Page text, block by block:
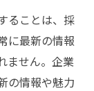
ることは、採
に最新の情報
ません。企業
の情報や魅力